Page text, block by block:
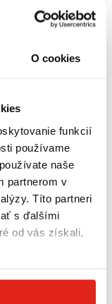
O cookies
funkcií
používame
naše
partnerom v
Títo partneri
s ďalšími
od vás získali,
19) D1155S